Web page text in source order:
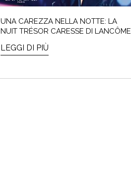
UNA CAREZZA NELLA NOTTE: LA
NUIT TRÉSOR CARESSE DI LANCÔME
LEGGI DI PIÙ